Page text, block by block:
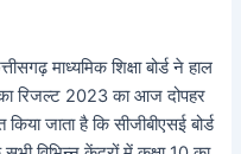
माध्यमिक शिक्षा बोर्ड ने हाल
का रिजल्ट 2023 का आज दोपहर
जाता है कि सीजीबीएसई बोर्ड